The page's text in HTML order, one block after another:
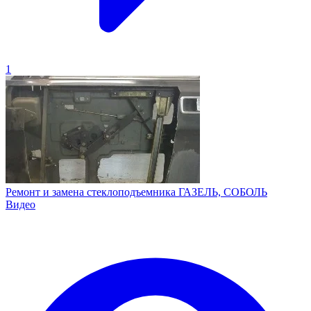
1
Ремонт и замена стеклоподъемника ГАЗЕЛЬ, СОБОЛЬ
Видео